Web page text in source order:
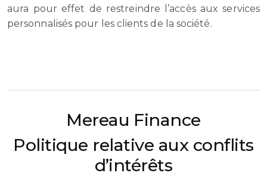
aura pour effet de restreindre l’accès aux services
personnalisés pour les clients de la société.
Mereau Finance
Politique relative aux conflits
d’intérêts